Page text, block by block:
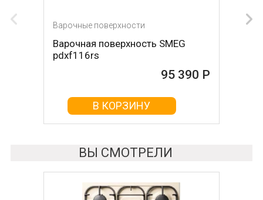
Варочные поверхности
Варочная поверхность SMEG
pdxf116rs
95 390 Р
В КОРЗИНУ
Варочные поверхности
Варочная поверхность DE
DIETRICH DPI7884W
95 420 Р
В КОРЗИНУ
ВЫ СМОТРЕЛИ